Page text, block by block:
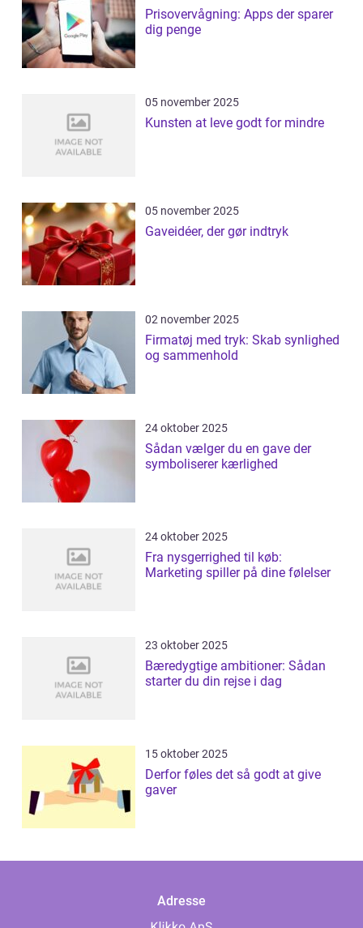
Prisovervågning: Apps der sparer
dig penge
05 november 2025
Kunsten at leve godt for mindre
05 november 2025
Gaveidéer, der gør indtryk
02 november 2025
Firmatøj med tryk: Skab synlighed
og sammenhold
24 oktober 2025
Sådan vælger du en gave der
symboliserer kærlighed
24 oktober 2025
Fra nysgerrighed til køb:
Marketing spiller på dine følelser
23 oktober 2025
Bæredygtige ambitioner: Sådan
starter du din rejse i dag
15 oktober 2025
Derfor føles det så godt at give
gaver
Adresse